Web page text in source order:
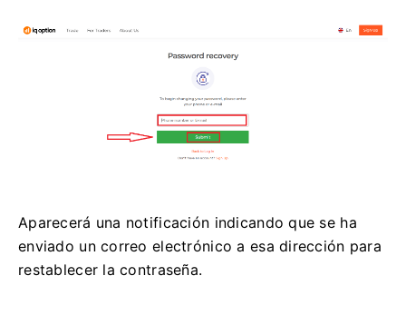
Aparecerá una notificación indicando que se ha
enviado un correo electrónico a esa dirección para
restablecer la contraseña.